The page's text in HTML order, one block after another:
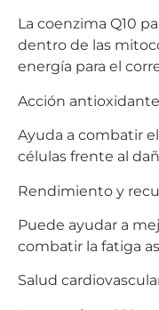
La coenzima Q10
dentro de las
energía para el
Acción antioxidante
Ayuda a combatir
células frente al
Rendimiento y
Puede ayudar a
combatir la fatiga
Salud